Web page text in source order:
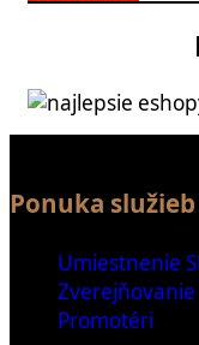
Ponuka služieb
Umiestnenie
Promotéri